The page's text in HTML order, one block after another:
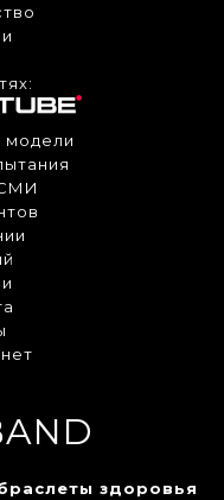
здоровья
модели